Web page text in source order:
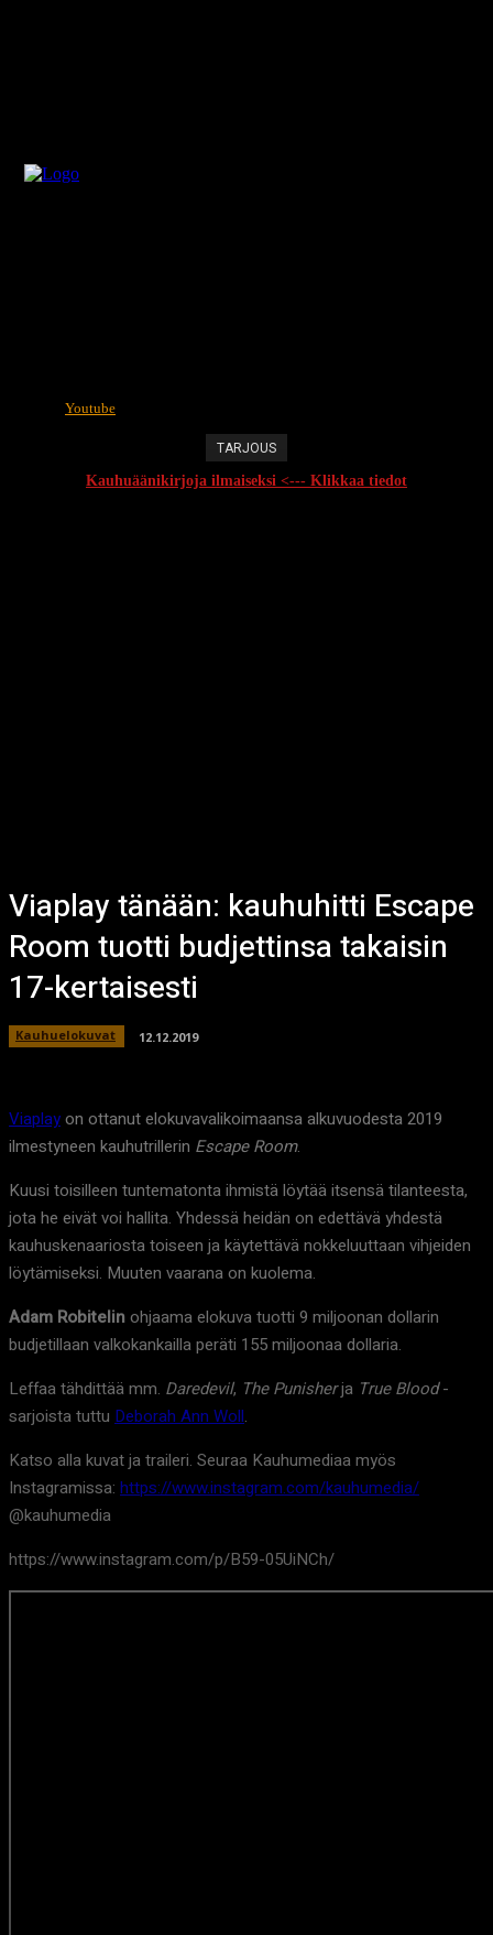
Youtube
TARJOUS
Kauhuäänikirjoja ilmaiseksi <--- Klikkaa tiedot
Viaplay tänään: kauhuhitti Escape
Room tuotti budjettinsa takaisin
17-kertaisesti
Kauhuelokuvat 12.12.2019
Viaplayon ottanut elokuvavalikoimaansa alkuvuodesta 2019
ilmestyneen kauhutrillerin Escape Room.
Kuusi toisilleen tuntematonta ihmistä löytää itsensä tilanteesta,
jota he eivät voi hallita. Yhdessä heidän on edettävä yhdestä
kauhuskenaariosta toiseen ja käytettävä nokkeluuttaan vihjeiden
löytämiseksi. Muuten vaarana on kuolema.
Adam Robitelinohjaama elokuva tuotti 9 miljoonan dollarin
budjetillaan valkokankailla peräti 155 miljoonaa dollaria.
Leffaa tähdittää mm. Daredevil, The Punisherja True Blood-
sarjoista tuttu Deborah Ann Woll.
Katso alla kuvat ja traileri. Seuraa Kauhumediaa myös
Instagramissa: https://www.instagram.com/kauhumedia/
@kauhumedia
https://www.instagram.com/p/B59-05UiNCh/